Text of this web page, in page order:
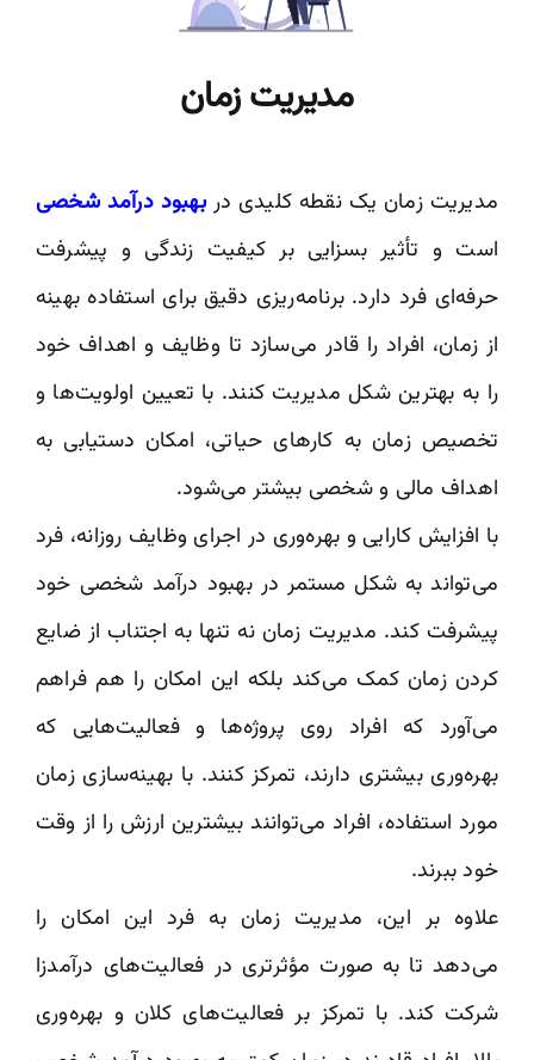
مدیریت زمان
مدیریت زمان یک نقطه کلیدی دربهبود درآمد شخصی
است و تأثیر بسزایی بر کیفیت زندگی و پیشرفت
حرفه‌ای فرد دارد. برنامه‌ریزی دقیق برای استفاده بهینه
از زمان، افراد را قادر می‌سازد تا وظایف و اهداف خود
را به بهترین شکل مدیریت کنند. با تعیین اولویت‌ها و
تخصیص زمان به کارهای حیاتی، امکان دستیابی به
اهداف مالی و شخصی بیشتر می‌شود.
با افزایش کارایی و بهره‌وری در اجرای وظایف روزانه، فرد
می‌تواند به شکل مستمر در بهبود درآمد شخصی خود
پیشرفت کند. مدیریت زمان نه تنها به اجتناب از ضایع
کردن زمان کمک می‌کند بلکه این امکان را هم فراهم
می‌آورد که افراد روی پروژه‌ها و فعالیت‌هایی که
بهره‌وری بیشتری دارند، تمرکز کنند. با بهینه‌سازی زمان
مورد استفاده، افراد می‌توانند بیشترین ارزش را از وقت
خود ببرند.
علاوه بر این، مدیریت زمان به فرد این امکان را
می‌دهد تا به صورت مؤثرتری در فعالیت‌های درآمدزا
شرکت کند. با تمرکز بر فعالیت‌های کلان و بهره‌وری